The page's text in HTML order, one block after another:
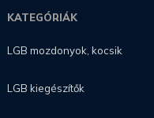
KATEGÓRIÁK
LGB mozdonyok, kocsik
LGB kiegészítők